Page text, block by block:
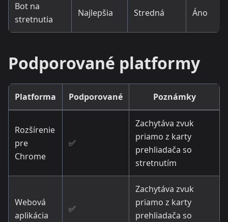
Bot na
stretnutia
Najlepšia Stredná Áno
Podporované platformy
Platforma Podporované Poznámky
Rozšírenie
pre
Chrome
✅
Zachytáva zvuk
priamo z karty
prehliadača so
stretnutím
Webová
aplikácia
✅
Zachytáva zvuk
priamo z karty
prehliadača so